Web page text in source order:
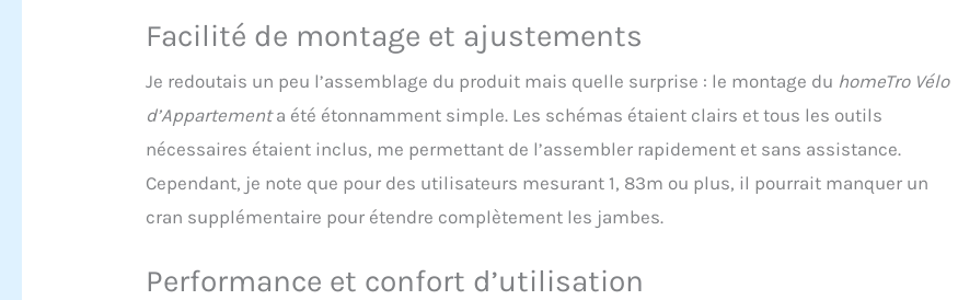
Features：Built with an integrated phone holder, this home gym bike
lets you follow fitness classes or track your performance in real time.
The included transport wheels make it easy to move your spin bike
between rooms or store it away when not in use. Stable Triangle
Frame: Made of thickened and durable stainless steel. The triangular
structure improves stability and ensures smooth pedalling. The
robust body bike remains strong and safe even during intensive
workouts. Indoor Exercise bike Maximum load capacity of 100 KG.It is
lightweight and very easy to move, making it ideal for moving house.
Facilité de montage et ajustements
Je redoutais un peu l’assemblage du produit mais quelle surprise : le montage du homeTro Vélo
d’Appartementa été étonnamment simple. Les schémas étaient clairs et tous les outils
nécessaires étaient inclus, me permettant de l’assembler rapidement et sans assistance.
Cependant, je note que pour des utilisateurs mesurant 1, 83m ou plus, il pourrait manquer un
cran supplémentaire pour étendre complètement les jambes.
Performance et confort d’utilisation